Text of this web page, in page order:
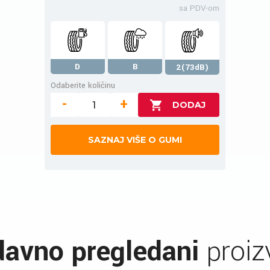
sa PDV-om
D B
2(73dB)
Odaberite količinu
- +
SAZNAJ VIŠE O GUMI
pregledani